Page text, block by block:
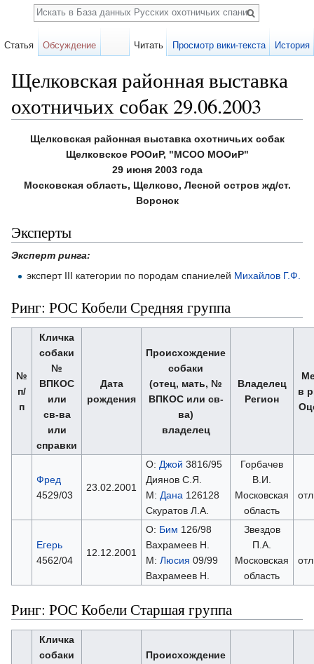
Щелковская районная выставка
охотничьих собак 29.06.2003
Щелковская районная выставка охотничьих собак
Щелковское РООиР, "МСОО МООиР"
29 июня 2003 года
Московская область, Щелково, Лесной остров жд/ст.
Воронок
Эксперты
Эксперт ринга:
эксперт III категории по породам спаниелей Михайлов Г.Ф.
Ринг: РОС Кобели Средняя группа
№
п/
п
Кличка
собаки
№
ВПКОС
или
св-ва
или
справки
Дата
рождения
Происхождение
собаки
(отец, мать, №
ВПКОС или св-
ва)
владелец
Владелец
Регион
в
Фред
4529/03
23.02.2001
О: Джой 3816/95
Диянов С.Я.
М: Дана126128
Скуратов Л.А.
Горбачев
В.И.
Московская
область
Егерь
4562/04
12.12.2001
О: Бим 126/98
Вахрамеев Н.
М: Люсия 09/99
Вахрамеев Н.
Звездов
П.А.
Московская
область
Ринг: РОС Кобели Старшая группа
Кличка
собаки
Происхождение
Статья Обсуждение Читать Просмотр вики-текста История
Поиск